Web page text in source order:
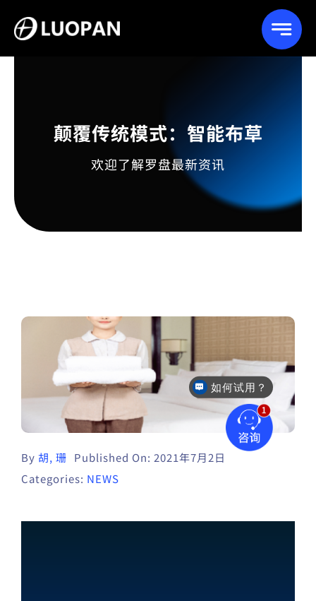
content
颠覆传统模式：智能布草
欢迎了解罗盘最新资讯
By 胡, 珊 Published On: 2021年7月2日
Categories: NEWS
如何试用？
售后咨询